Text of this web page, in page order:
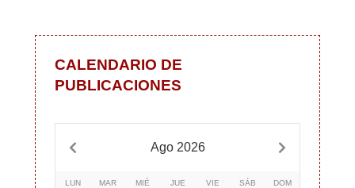
CALENDARIO DE
PUBLICACIONES
Ago 2026
LUN MAR MIÉ JUE VIE SÁB DOM